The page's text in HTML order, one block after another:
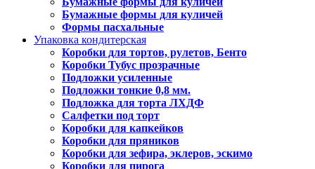
Бумажные формы для куличей
Формы пасхальные
Упаковка кондитерская
Коробки для тортов, рулетов, Бенто
Коробки Тубус прозрачные
Подложки усиленные
Подложки тонкие 0,8 мм.
Подложка для торта ЛХДФ
Салфетки под торт
Коробки для капкейков
Коробки для пряников
Коробки для зефира, эклеров, эскимо
Коробки для пирога